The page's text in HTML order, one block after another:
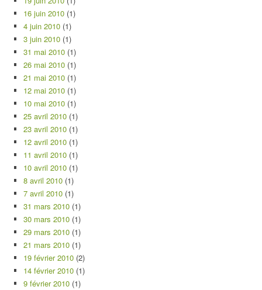
16 juin 2010 (1)
4 juin 2010 (1)
3 juin 2010 (1)
31 mai 2010 (1)
26 mai 2010 (1)
21 mai 2010 (1)
12 mai 2010 (1)
10 mai 2010 (1)
25 avril 2010 (1)
23 avril 2010 (1)
12 avril 2010 (1)
11 avril 2010 (1)
10 avril 2010 (1)
8 avril 2010 (1)
7 avril 2010 (1)
31 mars 2010 (1)
30 mars 2010 (1)
29 mars 2010 (1)
21 mars 2010 (1)
19 février 2010 (2)
14 février 2010 (1)
9 février 2010 (1)